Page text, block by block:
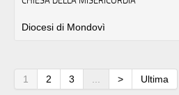
Diocesi di Mondovì
1 2 3 ... > Ultima